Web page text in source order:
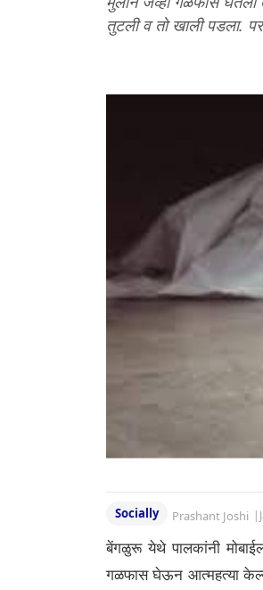
तुटली व तो खाली पडला.
Socially Prashant Joshi |
बेंगळुरू येथे पालकांनी मोबाईल
गळफास घेऊन आत्महत्या